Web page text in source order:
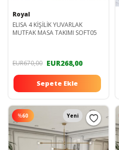
Royal
ELISA 4 KİŞİLİK YUVARLAK
MUTFAK MASA TAKIMI SOFT05
EUR670,00 EUR268,00
Sepete Ekle
%60 Yeni